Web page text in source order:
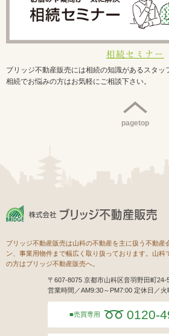
相続セミナー
ブリッジ不動産販売には相続の知識があるスタッ
相続でお悩みの方はお気軽にご相談下さい。
pagetop
ブリッジ不動産販売は山科の不動産を主に扱う不動産
ン、事業用物件まで幅広く取り扱っております。山科
の方はブリッジ不動産販売へ。
〒607-8075 京都市山科区音羽野田町24-
営業時間／AM9:30～PM7:00 定休日／火
売買専用 0120-